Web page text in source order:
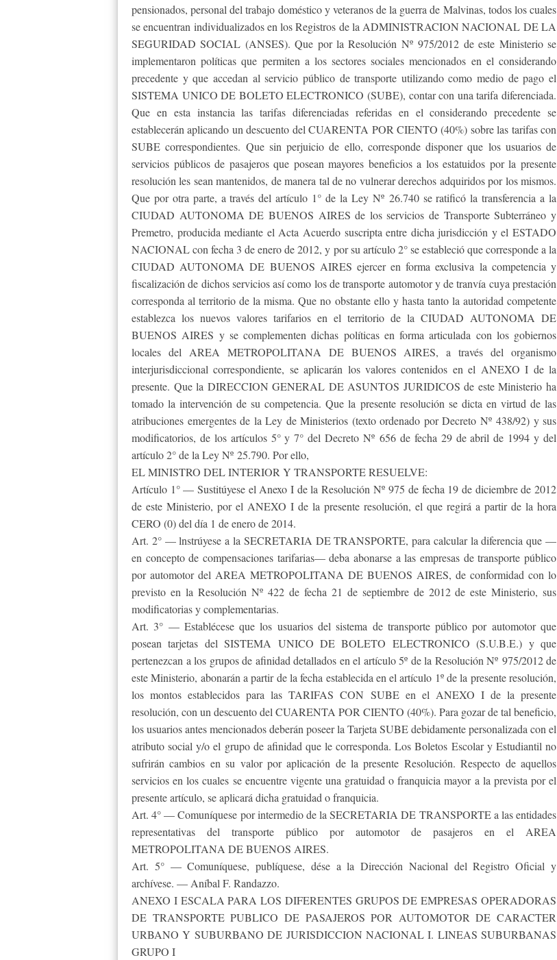
pensionados, personal del trabajo doméstico y veteranos de la guerra de Malvinas, todos los cuales
se encuentran individualizados en los Registros de la ADMINISTRACION NACIONAL DE LA
SEGURIDAD SOCIAL (ANSES). Que por la Resolución Nº 975/2012 de este Ministerio se
implementaron políticas que permiten a los sectores sociales mencionados en el considerando
precedente y que accedan al servicio público de transporte utilizando como medio de pago el
SISTEMA UNICO DE BOLETO ELECTRONICO (SUBE), contar con una tarifa diferenciada.
Que en esta instancia las tarifas diferenciadas referidas en el considerando precedente se
establecerán aplicando un descuento del CUARENTA POR CIENTO (40%) sobre las tarifas con
SUBE correspondientes. Que sin perjuicio de ello, corresponde disponer que los usuarios de
servicios públicos de pasajeros que posean mayores beneficios a los estatuidos por la presente
resolución les sean mantenidos, de manera tal de no vulnerar derechos adquiridos por los mismos.
Que por otra parte, a través del artículo 1° de la Ley Nº 26.740 se ratificó la transferencia a la
CIUDAD AUTONOMA DE BUENOS AIRES de los servicios de Transporte Subterráneo y
Premetro, producida mediante el Acta Acuerdo suscripta entre dicha jurisdicción y el ESTADO
NACIONAL con fecha 3 de enero de 2012, y por su artículo 2° se estableció que corresponde a la
CIUDAD AUTONOMA DE BUENOS AIRES ejercer en forma exclusiva la competencia y
fiscalización de dichos servicios así como los de transporte automotor y de tranvía cuya prestación
corresponda al territorio de la misma. Que no obstante ello y hasta tanto la autoridad competente
establezca los nuevos valores tarifarios en el territorio de la CIUDAD AUTONOMA DE
BUENOS AIRES y se complementen dichas políticas en forma articulada con los gobiernos
locales del AREA METROPOLITANA DE BUENOS AIRES, a través del organismo
interjurisdiccional correspondiente, se aplicarán los valores contenidos en el ANEXO I de la
presente. Que la DIRECCION GENERAL DE ASUNTOS JURIDICOS de este Ministerio ha
tomado la intervención de su competencia. Que la presente resolución se dicta en virtud de las
atribuciones emergentes de la Ley de Ministerios (texto ordenado por Decreto Nº 438/92) y sus
modificatorios, de los artículos 5° y 7° del Decreto Nº 656 de fecha 29 de abril de 1994 y del
artículo 2° de la Ley Nº 25.790. Por ello,
EL MINISTRO DEL INTERIOR Y TRANSPORTE RESUELVE:
Artículo 1° — Sustitúyese el Anexo I de la Resolución Nº 975 de fecha 19 de diciembre de 2012
de este Ministerio, por el ANEXO I de la presente resolución, el que regirá a partir de la hora
CERO (0) del día 1 de enero de 2014.
Art. 2° — lnstrúyese a la SECRETARIA DE TRANSPORTE, para calcular la diferencia que —
en concepto de compensaciones tarifarias— deba abonarse a las empresas de transporte público
por automotor del AREA METROPOLITANA DE BUENOS AIRES, de conformidad con lo
previsto en la Resolución Nº 422 de fecha 21 de septiembre de 2012 de este Ministerio, sus
modificatorias y complementarias.
Art. 3° — Establécese que los usuarios del sistema de transporte público por automotor que
posean tarjetas del SISTEMA UNICO DE BOLETO ELECTRONICO (S.U.B.E.) y que
pertenezcan a los grupos de afinidad detallados en el artículo 5º de la Resolución Nº 975/2012 de
este Ministerio, abonarán a partir de la fecha establecida en el artículo 1º de la presente resolución,
los montos establecidos para las TARIFAS CON SUBE en el ANEXO I de la presente
resolución, con un descuento del CUARENTA POR CIENTO (40%). Para gozar de tal beneficio,
los usuarios antes mencionados deberán poseer la Tarjeta SUBE debidamente personalizada con el
atributo social y/o el grupo de afinidad que le corresponda. Los Boletos Escolar y Estudiantil no
sufrirán cambios en su valor por aplicación de la presente Resolución. Respecto de aquellos
servicios en los cuales se encuentre vigente una gratuidad o franquicia mayor a la prevista por el
presente artículo, se aplicará dicha gratuidad o franquicia.
Art. 4° — Comuníquese por intermedio de la SECRETARIA DE TRANSPORTE a las entidades
representativas del transporte público por automotor de pasajeros en el AREA
METROPOLITANA DE BUENOS AIRES.
Art. 5° — Comuníquese, publíquese, dése a la Dirección Nacional del Registro Oficial y
archívese. — Aníbal F. Randazzo.
ANEXO I ESCALA PARA LOS DIFERENTES GRUPOS DE EMPRESAS OPERADORAS
DE TRANSPORTE PUBLICO DE PASAJEROS POR AUTOMOTOR DE CARACTER
URBANO Y SUBURBANO DE JURISDICCION NACIONAL I. LINEAS SUBURBANAS
GRUPO I